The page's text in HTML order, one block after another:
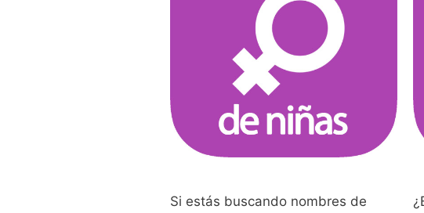
Si estás buscando nombres de